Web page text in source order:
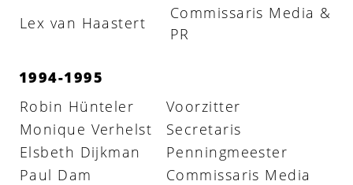
Lex van Haastert
Commissaris Media &
PR
1994-1995
Robin Hünteler
Voorzitter
Monique Verhelst
Secretaris
Elsbeth Dijkman
Penningmeester
Paul Dam
Commissaris Media